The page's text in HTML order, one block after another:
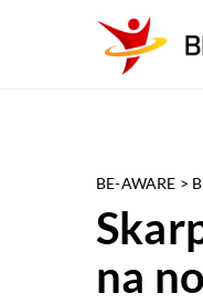
BE-AWARE >
na